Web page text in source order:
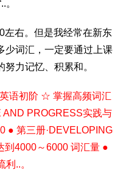
左右。但是我经常在新东
少词汇，一定要通过上课
力记忆、积累和。
语初阶 ☆ 掌握高频词汇
AND PROGRESS实践与
● 第三册·DEVELOPING
4000～6000 词汇量 ●
..。